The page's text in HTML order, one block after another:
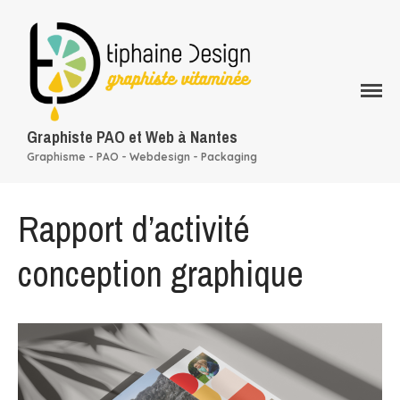
Rapport d’activité
conception graphique
Mon portfolio
Mes clients
Blog
Contact
Graphiste PAO et Web à Nantes
Graphisme - PAO - Webdesign - Packaging
Rapport d’activité
conception graphique